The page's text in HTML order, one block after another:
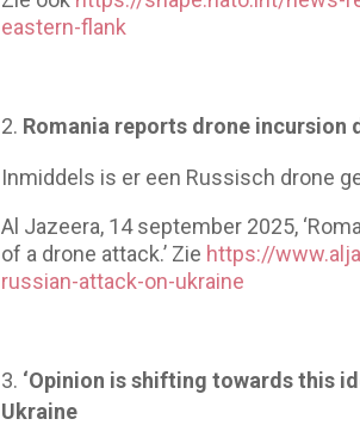
eastern-flank
Romania reports drone incursion
Inmiddels is er een Russisch drone
Al Jazeera, 14 september 2025,
of a drone attack.’ Zie https://
russian-attack-on-ukraine
‘Opinion is shifting towards this
Ukraine